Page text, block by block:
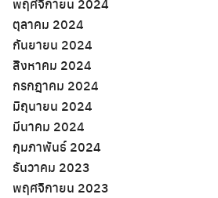
พฤศจิกายน 2024
ตุลาคม 2024
กันยายน 2024
สิงหาคม 2024
กรกฎาคม 2024
มิถุนายน 2024
มีนาคม 2024
กุมภาพันธ์ 2024
ธันวาคม 2023
พฤศจิกายน 2023